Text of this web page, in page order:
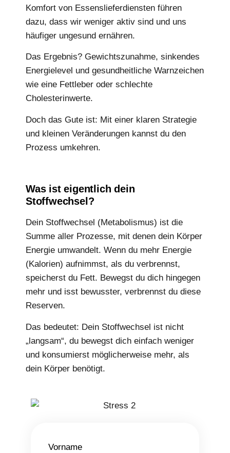
Komfort von Essenslieferdiensten führen
dazu, dass wir weniger aktiv sind und uns
häufiger ungesund ernähren.
Das Ergebnis? Gewichtszunahme, sinkendes
Energielevel und gesundheitliche Warnzeichen
wie eine Fettleber oder schlechte
Cholesterinwerte.
Doch das Gute ist: Mit einer klaren Strategie
und kleinen Veränderungen kannst du den
Prozess umkehren.
Was ist eigentlich dein
Stoffwechsel?
Dein Stoffwechsel (Metabolismus) ist die
Summe aller Prozesse, mit denen dein Körper
Energie umwandelt. Wenn du mehr Energie
(Kalorien) aufnimmst, als du verbrennst,
speicherst du Fett. Bewegst du dich hingegen
mehr und isst bewusster, verbrennst du diese
Reserven.
Das bedeutet: Dein Stoffwechsel ist nicht
„langsam“, du bewegst dich einfach weniger
und konsumierst möglicherweise mehr, als
dein Körper benötigt.
Vorname